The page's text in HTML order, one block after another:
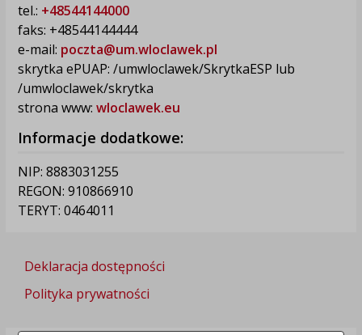
tel.: +48544144000
faks: +48544144444
e-mail: poczta@um.wloclawek.pl
skrytka ePUAP: /umwloclawek/SkrytkaESP lub
/umwloclawek/skrytka
strona www: wloclawek.eu
Informacje dodatkowe:
NIP: 8883031255
REGON: 910866910
TERYT: 0464011
Deklaracja dostępności
Polityka prywatności